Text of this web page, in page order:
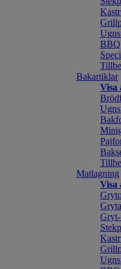
Bakartiklar
Visa
Matlagning
Visa
Gryt-